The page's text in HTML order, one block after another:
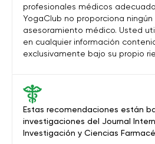
Estas recomendaciones están
investigaciones del Journal
Investigación y Ciencias
profesionales médicos
YogaClub no proporciona
asesoramiento médico. Usted
en cualquier información
exclusivamente bajo su propio